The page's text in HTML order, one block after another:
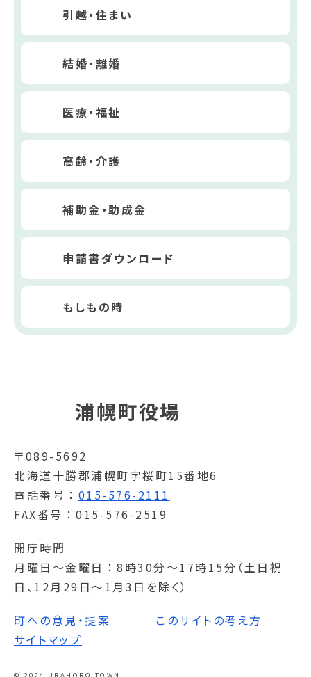
引越・住まい
結婚・離婚
医療・福祉
高齢・介護
補助金・助成金
申請書ダウンロード
もしもの時
浦幌町役場
〒089-5692
北海道十勝郡浦幌町字桜町15番地6
電話番号
015-576-2111
FAX番号
015-576-2519
開庁時間
月曜日～金曜日
8時30分～17時15分（土日祝
日、12月29日～1月3日を除く）
町への意見・提案
このサイトの考え方
サイトマップ
© 2024 URAHORO TOWN